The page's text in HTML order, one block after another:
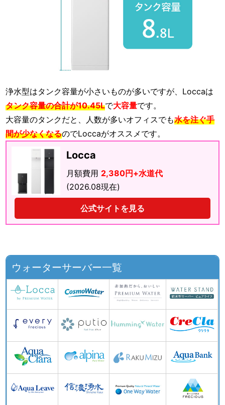
浄水型はタンク容量が小さいものが多いですが、Loccaは
タンク容量の合計が10.45Lで大容量です。
大容量のタンクだと、人数が多いオフィスでも水を注ぐ手
間が少なくなるのでLoccaがオススメです。
Locca
月額費用 2,380円+水道代
(2026.08現在)
公式サイトを見る
ウォーターサーバー一覧